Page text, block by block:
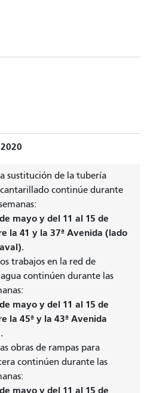
sustitución de la tubería
continúe durante
mayo y del 11 al 15 de
la 41 y la 37ª Avenida (lado
trabajos en la red de
continúen durante las
mayo y del 11 al 15 de
la 45ª y la 43ª Avenida
obras de rampas para
continúen durante las
mayo y del 11 al 15 de